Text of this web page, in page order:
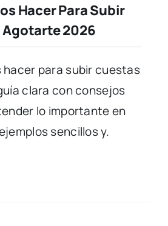
Hacer Para Subir
2026
hacer para subir cuestas
clara con consejos
lo importante en
sencillos y.